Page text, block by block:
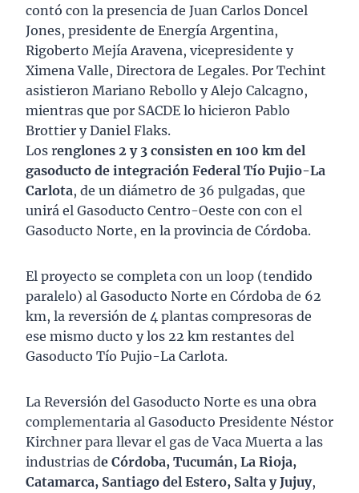
contó con la presencia de Juan Carlos Doncel
Jones, presidente de Energía Argentina,
Rigoberto Mejía Aravena, vicepresidente y
Ximena Valle, Directora de Legales. Por Techint
asistieron Mariano Rebollo y Alejo Calcagno,
mientras que por SACDE lo hicieron Pablo
Brottier y Daniel Flaks.
Los renglones 2 y 3 consisten en 100 km del
gasoducto de integración Federal Tío Pujio-La
Carlota, de un diámetro de 36 pulgadas, que
unirá el Gasoducto Centro-Oeste con con el
Gasoducto Norte, en la provincia de Córdoba.
El proyecto se completa con un loop (tendido
paralelo) al Gasoducto Norte en Córdoba de 62
km, la reversión de 4 plantas compresoras de
ese mismo ducto y los 22 km restantes del
Gasoducto Tío Pujio-La Carlota.
La Reversión del Gasoducto Norte es una obra
complementaria al Gasoducto Presidente Néstor
Kirchner para llevar el gas de Vaca Muerta a las
industrias de Córdoba, Tucumán, La Rioja,
Catamarca, Santiago del Estero, Salta y Jujuy,